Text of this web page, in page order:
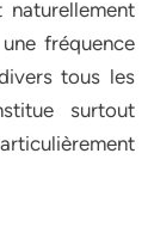
naturellement
fréquence
tous les
surtout